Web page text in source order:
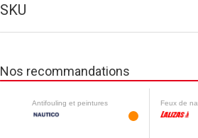
SKU
Nos recommandations
Antifouling et peintures Feux de